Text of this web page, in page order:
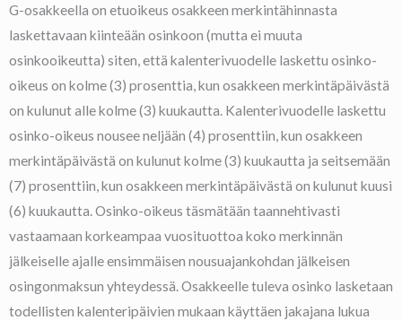
G-osakkeella on etuoikeus osakkeen merkintähinnasta
laskettavaan kiinteään osinkoon (mutta ei muuta
osinkooikeutta) siten, että kalenterivuodelle laskettu osinko-
oikeus on kolme (3) prosenttia, kun osakkeen merkintäpäivästä
on kulunut alle kolme (3) kuukautta. Kalenterivuodelle laskettu
osinko-oikeus nousee neljään (4) prosenttiin, kun osakkeen
merkintäpäivästä on kulunut kolme (3) kuukautta ja seitsemään
(7) prosenttiin, kun osakkeen merkintäpäivästä on kulunut kuusi
(6) kuukautta. Osinko-oikeus täsmätään taannehtivasti
vastaamaan korkeampaa vuosituottoa koko merkinnän
jälkeiselle ajalle ensimmäisen nousuajankohdan jälkeisen
osingonmaksun yhteydessä. Osakkeelle tuleva osinko lasketaan
todellisten kalenteripäivien mukaan käyttäen jakajana lukua